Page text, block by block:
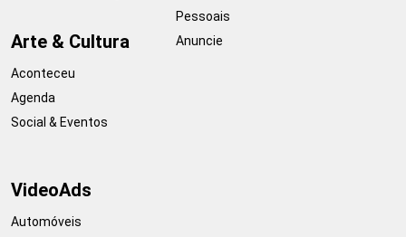
Arte & Cultura
Aconteceu
Agenda
Social & Eventos
Pessoais
Anuncie
VideoAds
Automóveis